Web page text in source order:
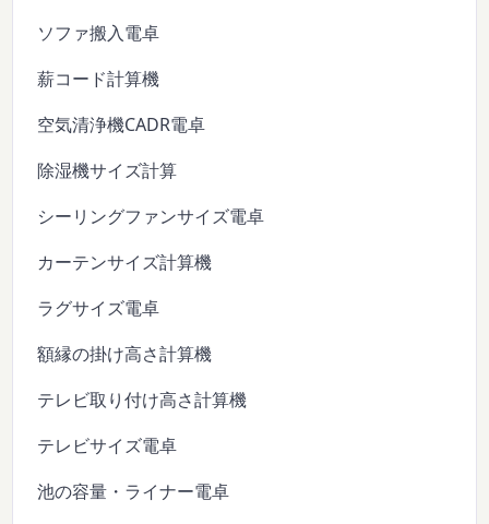
ソファ搬入電卓
薪コード計算機
空気清浄機CADR電卓
除湿機サイズ計算
シーリングファンサイズ電卓
カーテンサイズ計算機
ラグサイズ電卓
額縁の掛け高さ計算機
テレビ取り付け高さ計算機
テレビサイズ電卓
池の容量・ライナー電卓